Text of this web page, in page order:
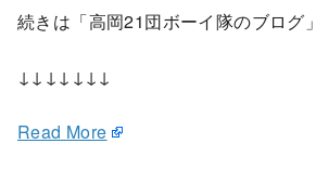
続きは「高岡21団ボーイ隊のブログ
↓↓↓↓↓↓↓
Read More